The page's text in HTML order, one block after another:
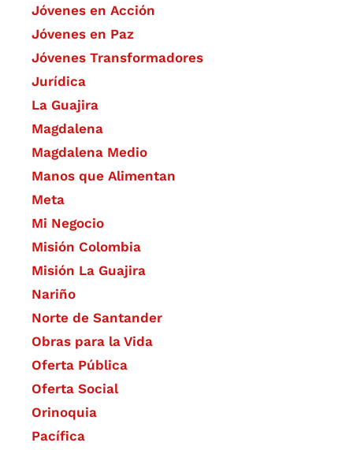
Jóvenes en Acción
Jóvenes en Paz
Jóvenes Transformadores
Jurídica
La Guajira
Magdalena
Magdalena Medio
Manos que Alimentan
Meta
Mi Negocio
Misión Colombia
Misión La Guajira
Nariño
Norte de Santander
Obras para la Vida
Oferta Pública
Oferta Social​​
Orinoquia
Pacífica